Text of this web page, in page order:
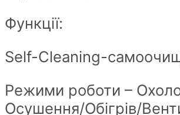
Функції:
Self-Cleaning-
Режими роботи –
Осушення/Обігрів/